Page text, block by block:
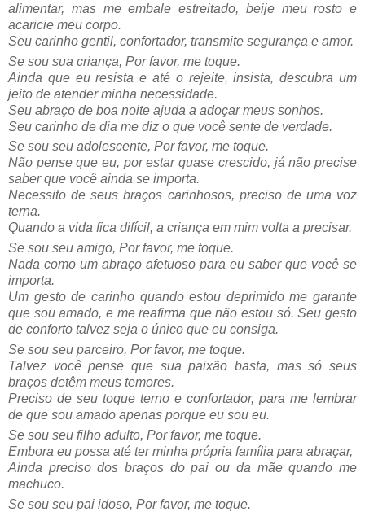
alimentar, mas me embale estreitado, beije meu rosto e
acaricie meu corpo.
Seu carinho gentil, confortador, transmite segurança e amor.
Se sou sua criança, Por favor, me toque.
Ainda que eu resista e até o rejeite, insista, descubra um
jeito de atender minha necessidade.
Seu abraço de boa noite ajuda a adoçar meus sonhos.
Seu carinho de dia me diz o que você sente de verdade.
Se sou seu adolescente, Por favor, me toque.
Não pense que eu, por estar quase crescido, já não precise
saber que você ainda se importa.
Necessito de seus braços carinhosos, preciso de uma voz
terna.
Quando a vida fica difícil, a criança em mim volta a precisar.
Se sou seu amigo, Por favor, me toque.
Nada como um abraço afetuoso para eu saber que você se
importa.
Um gesto de carinho quando estou deprimido me garante
que sou amado, e me reafirma que não estou só. Seu gesto
de conforto talvez seja o único que eu consiga.
Se sou seu parceiro, Por favor, me toque.
Talvez você pense que sua paixão basta, mas só seus
braços detêm meus temores.
Preciso de seu toque terno e confortador, para me lembrar
de que sou amado apenas porque eu sou eu.
Se sou seu filho adulto, Por favor, me toque.
Embora eu possa até ter minha própria família para abraçar,
Ainda preciso dos braços do pai ou da mãe quando me
machuco.
Se sou seu pai idoso, Por favor, me toque.